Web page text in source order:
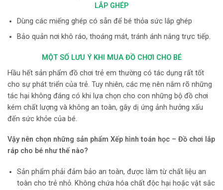
LẮP GHÉP
Dùng các miếng ghép có sẵn để bé thỏa sức lắp ghép
Bảo quản nơi khô ráo, thoáng mát, tránh ánh nắng trực tiếp.
MỘT SỐ LƯU Ý KHI MUA ĐỒ CHƠI CHO BÉ
Hầu hết sản phẩm đồ chơi trẻ em thường có tác dụng rất tốt
cho sự phát triển của trẻ. Tuy nhiên, các mẹ nên nắm rõ những
tác hại không đáng có khi lựa chọn cho con những bộ đồ chơi
kém chất lượng và không an toàn, gây dị ứng ảnh hưởng xấu
đến sức khỏe của bé.
Vậy nên chọn những sản phẩm Xếp hình toán học – Đồ chơi lắp
ráp cho bé như thế nào?
Sản phẩm phải đảm bảo an toàn, được làm từ chất liệu an
toàn cho trẻ nhỏ. Không chứa hóa chất độc hại hoặc vật sắc